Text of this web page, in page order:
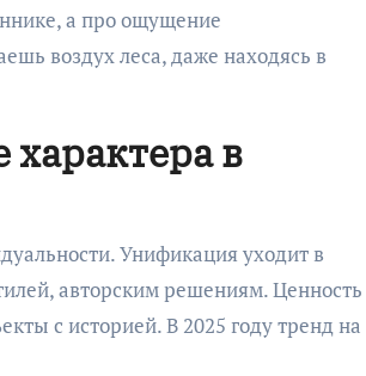
а про ощущение
воздух леса, даже находясь в
в
Унификация уходит в
авторским решениям. Ценность
с историей. В 2025 году тренд на